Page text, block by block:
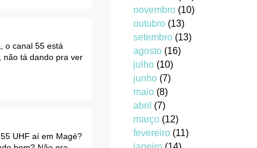
o canal 55 está
não tá dando pra ver
UHF aí em Magé?
novembro (10)
outubro (13)
setembro (13)
agosto (16)
julho (10)
junho (7)
maio (8)
abril (7)
março (12)
fevereiro (11)